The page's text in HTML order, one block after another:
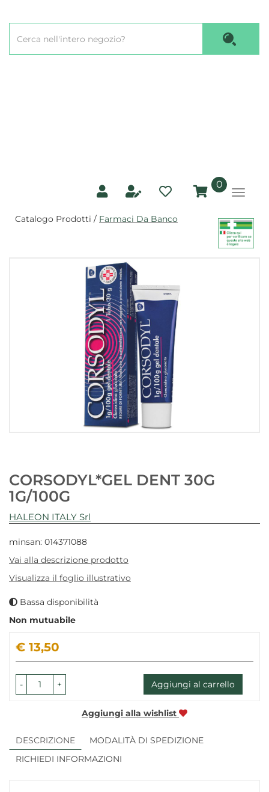
principale
Prodotto
0prodotti
inseriti
Catalogo Prodotti / Farmaci Da Banco
CORSODYL*GEL DENT 30G
1G/100G
HALEON ITALY Srl
minsan: 014371088
Vai alla descrizione prodotto
Visualizza il foglio illustrativo
Bassa disponibilità
Non mutuabile
Prezzo
€ 13,50
- + Aggiungi al carrello
Aggiungi alla wishlist
DESCRIZIONE
MODALITÀ DI SPEDIZIONE
RICHIEDI INFORMAZIONI